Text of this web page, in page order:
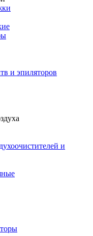
и эпиляторов
и